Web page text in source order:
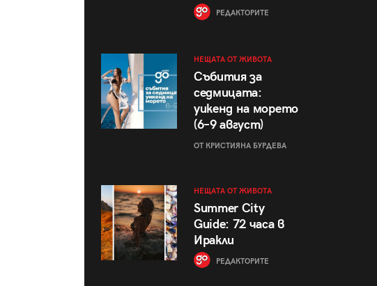
РЕДАКТОРИТЕ
НЕЩАТА ОТ ЖИВОТА
Събития за
седмицата:
уикенд на морето
(6–9 август)
ОТ КРИСТИЯНА БУРДЕВА
НЕЩАТА ОТ ЖИВОТА
Summer City
Guide: 72 часа в
Иракли
РЕДАКТОРИТЕ